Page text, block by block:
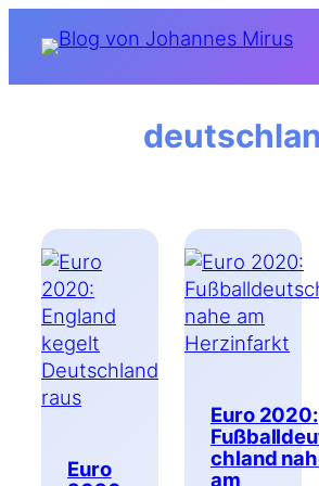
Inhalt
Euro
Euro 2020:
chland
am